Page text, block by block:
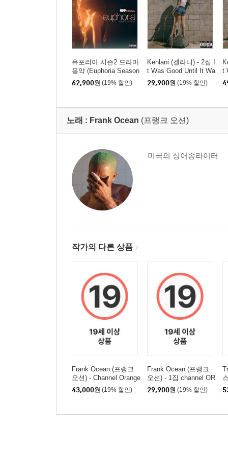
유포리아 시즌2 드라마
음악 (Euphoria Season
2 OST) [투명 오렌지
컬러 LP]
62,900원 (19% 할인)
Kehlani (켈라니) - 2집 I
t Was Good Until It Wa
sn't
29,900원 (19% 할인)
t
노래 : Frank Ocean (프랭크 오션)
미국의 싱어송라이터
작가의 다른 상품
Frank Ocean (프랭크
오션) - Channel Orange
43,000원 (19% 할인)
Frank Ocean (프랭크
오션) - 1집 channel OR
ANGE
29,900원 (19% 할인)